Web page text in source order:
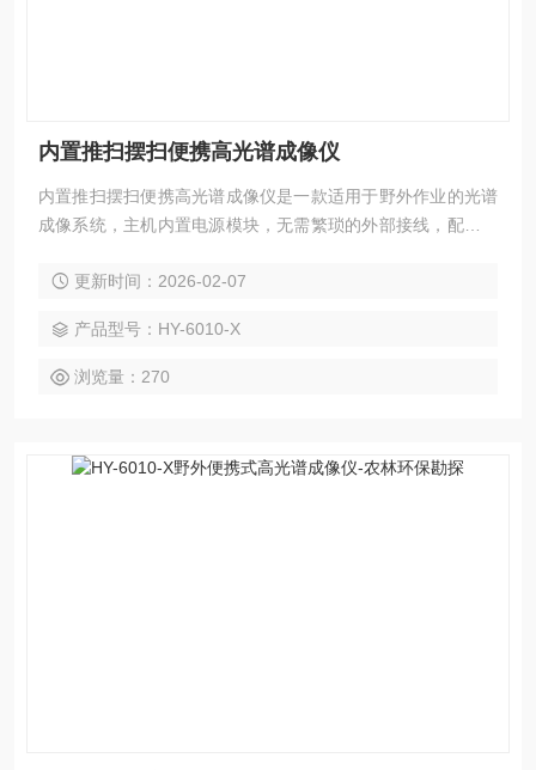
内置推扫摆扫便携高光谱成像仪
内置推扫摆扫便携高光谱成像仪是一款适用于野外作业的光谱
成像系统，主机内置电源模块，无需繁琐的外部接线，配合野
农林研究、生态环境、城市应用、工业应用、考古文物、地质
更新时间：2026-02-07
产品型号：HY-6010-X
浏览量：270